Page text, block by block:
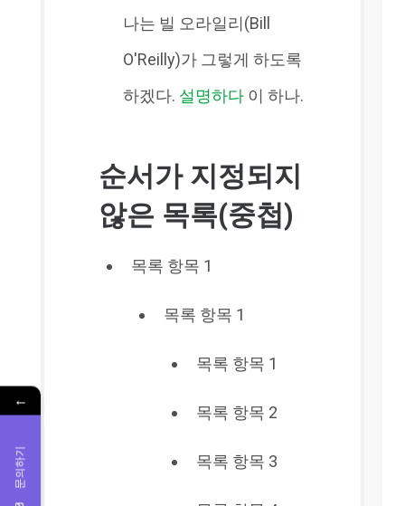
나는 빌 오라일리(Bill
O'Reilly)가 그렇게 하도록
하겠다. 설명하다 이 하나.
순서가 지정되지
않은 목록(중첩)
목록 항목 1
목록 항목 1
목록 항목 1
목록 항목 2
목록 항목 3
←
문의하기